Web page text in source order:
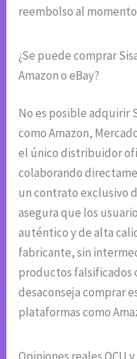
reembolso al
¿Se puede comprar
Amazon o eBay?
No es posible adquirir
como Amazon,
el único distribuidor
colaborando
un contrato exclusivo
asegura que los
auténtico y de alta
fabricante, sin
productos falsificados
desaconseja comprar
plataformas como